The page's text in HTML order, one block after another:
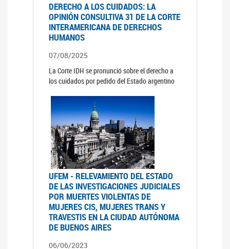
DERECHO A LOS CUIDADOS: LA
OPINIÓN CONSULTIVA 31 DE LA CORTE
INTERAMERICANA DE DERECHOS
HUMANOS
07/08/2025
La Corte IDH se pronunció sobre el derecho a
los cuidados por pedido del Estado argentino
UFEM - RELEVAMIENTO DEL ESTADO
DE LAS INVESTIGACIONES JUDICIALES
POR MUERTES VIOLENTAS DE
MUJERES CIS, MUJERES TRANS Y
TRAVESTIS EN LA CIUDAD AUTÓNOMA
DE BUENOS AIRES
06/06/2023